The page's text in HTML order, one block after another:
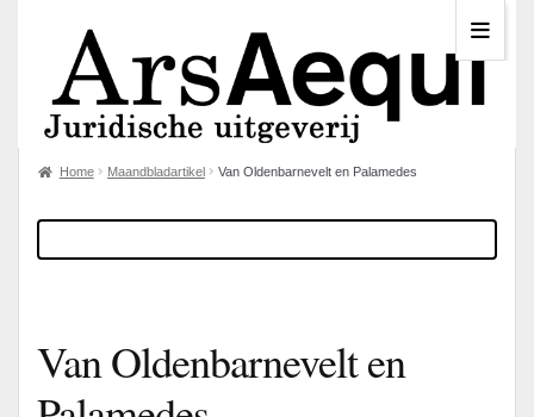
Home Maandbladartikel Van Oldenbarnevelt en Palamedes
Van Oldenbarnevelt en